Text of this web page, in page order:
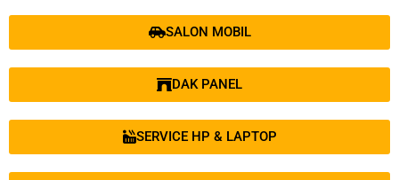
SALON MOBIL
DAK PANEL
SERVICE HP & LAPTOP